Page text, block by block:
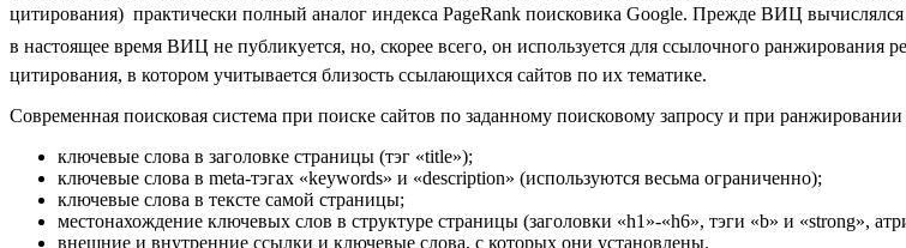
цитирования)  практически полный аналог индекса PageRank поисковика Google. Прежде ВИЦ
в настоящее время ВИЦ не публикуется, но, скорее всего, он используется для ссылочного ранжирования
цитирования, в котором учитывается близость ссылающихся сайтов по их тематике.
Современная поисковая система при поиске сайтов по заданному поисковому запросу и при
ключевые слова в заголовке страницы (тэг «title»);
ключевые слова в meta-тэгах «keywords» и «description» (используются весьма ограниченно);
ключевые слова в тексте самой страницы;
местонахождение ключевых слов в структуре страницы (заголовки «h1»-«h6», тэги «b» и «strong»,
внешние и внутренние ссылки и ключевые слова, с которых они установлены.